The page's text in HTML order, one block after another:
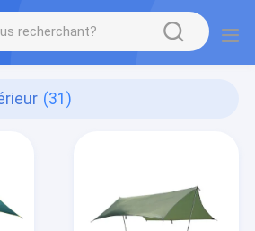
(31)